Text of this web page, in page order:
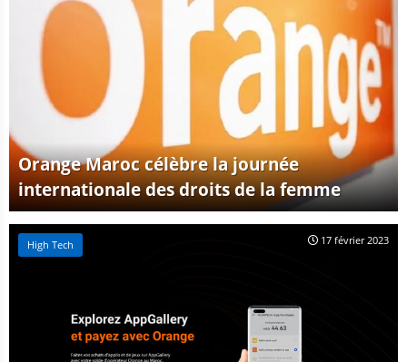
Orange Maroc célèbre la journée
internationale des droits de la femme
High Tech 17 février 2023